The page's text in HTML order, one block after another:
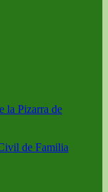
la Pizarra de
de Familia